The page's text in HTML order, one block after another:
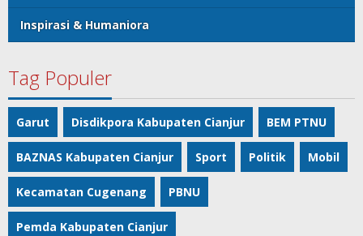
Inspirasi & Humaniora
Tag Populer
Garut Disdikpora Kabupaten Cianjur BEM PTNU
BAZNAS Kabupaten Cianjur Sport Politik Mobil
Kecamatan Cugenang PBNU
Pemda Kabupaten Cianjur